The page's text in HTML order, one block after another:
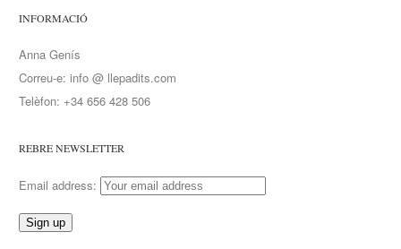
INFORMACIÓ
Anna Genís
Correu-e: info @ llepadits.com
Telèfon: +34 656 428 506
REBRE NEWSLETTER
Email address: